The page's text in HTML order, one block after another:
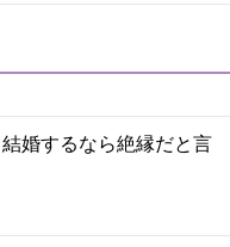
婚するなら絶縁だと言